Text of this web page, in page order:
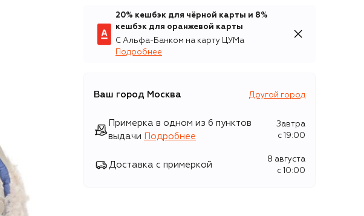
20% кешбэк для чёрной карты и 8%
кешбэк для оранжевой карты
С Альфа-Банком на карту ЦУМа
Подробнее
Ваш город Москва Другой город
Примерка в одном из 6 пунктов
выдачи
Подробнее
Завтра
c 19:00
Доставка с примеркой
8 августа
c 10:00